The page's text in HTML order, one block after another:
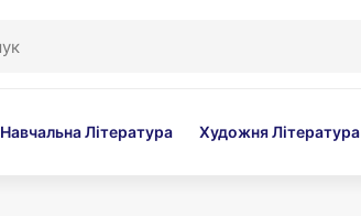
Навчальна Література Художня Література